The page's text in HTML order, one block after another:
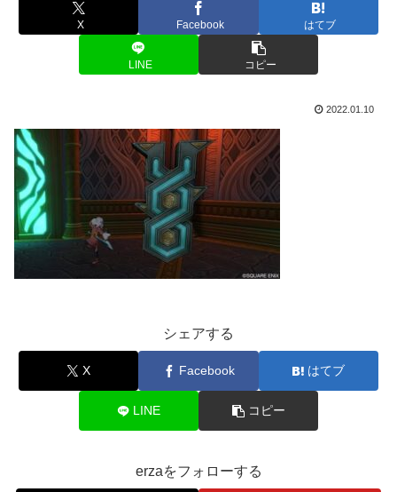
X Facebook はてブ
LINE コピー
2022.01.10
シェアする
X Facebook はてブ
LINE コピー
erzaをフォローする